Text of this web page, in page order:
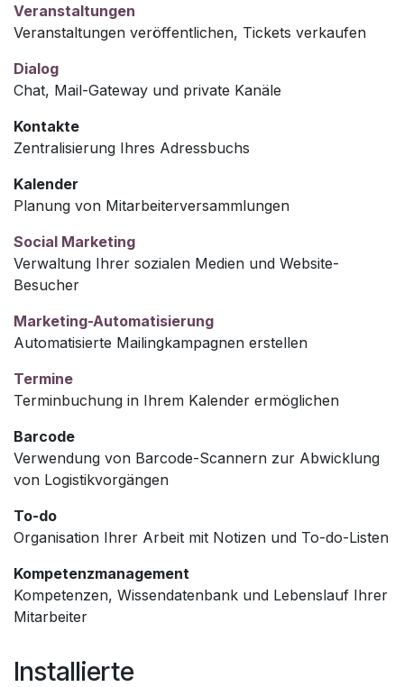
Veranstaltungen
Veranstaltungen veröffentlichen, Tickets verkaufen
Dialog
Chat, Mail-Gateway und private Kanäle
Kontakte
Zentralisierung Ihres Adressbuchs
Kalender
Planung von Mitarbeiterversammlungen
Social Marketing
Verwaltung Ihrer sozialen Medien und Website-
Besucher
Marketing-Automatisierung
Automatisierte Mailingkampagnen erstellen
Termine
Terminbuchung in Ihrem Kalender ermöglichen
Barcode
Verwendung von Barcode-Scannern zur Abwicklung
von Logistikvorgängen
To-do
Organisation Ihrer Arbeit mit Notizen und To-do-Listen
Kompetenzmanagement
Kompetenzen, Wissendatenbank und Lebenslauf Ihrer
Mitarbeiter
Installierte